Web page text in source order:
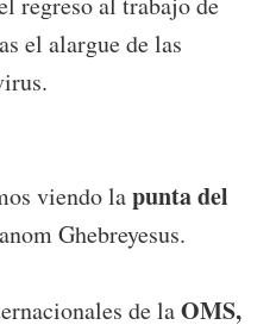
el alargue de las
viendo lapunta del
Ghebreyesus.
de laOMS,